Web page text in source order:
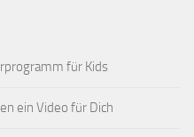
für Kids
ein Video für Dich